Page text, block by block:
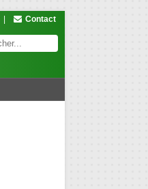
Contact